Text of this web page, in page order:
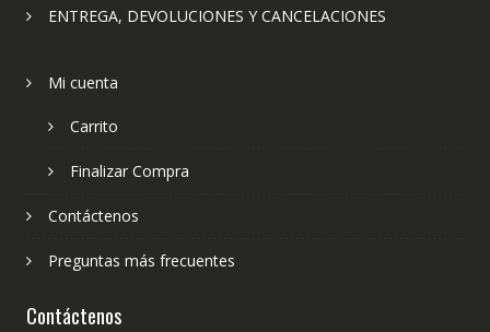
ENTREGA, DEVOLUCIONES Y CANCELACIONES
Mi cuenta
Carrito
Finalizar Compra
Contáctenos
Preguntas más frecuentes
Contáctenos